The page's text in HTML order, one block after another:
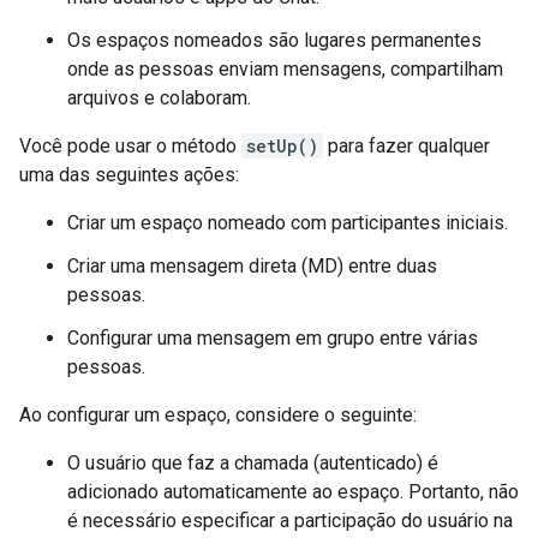
Os espaços nomeados são lugares permanentes
onde as pessoas enviam mensagens, compartilham
arquivos e colaboram.
Você pode usar o método setUp() para fazer qualquer
uma das seguintes ações:
Criar um espaço nomeado com participantes iniciais.
Criar uma mensagem direta (MD) entre duas
pessoas.
Configurar uma mensagem em grupo entre várias
pessoas.
Ao configurar um espaço, considere o seguinte:
O usuário que faz a chamada (autenticado) é
adicionado automaticamente ao espaço. Portanto, não
é necessário especificar a participação do usuário na